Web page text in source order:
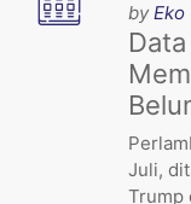
byEko
Juli,
Trump